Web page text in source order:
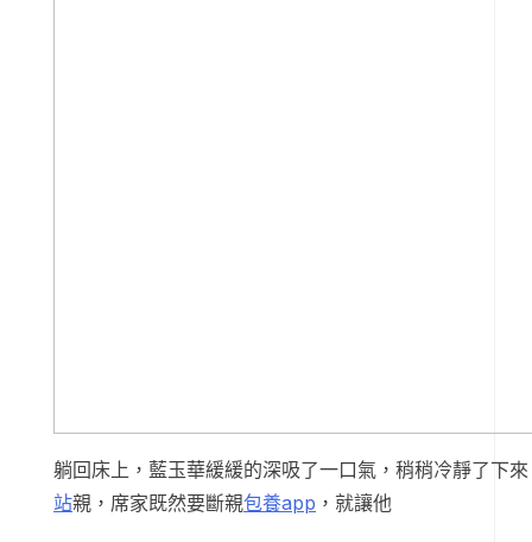
躺回床上，藍玉華緩緩的深吸了一口氣，稍稍冷靜了下
站親，席家既然要斷親包養app ，就讓他